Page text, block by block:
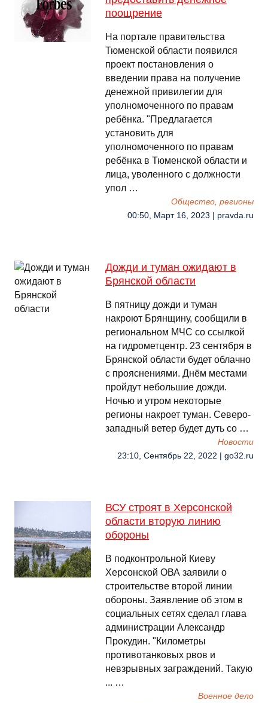
поощрение
На портале правительства
Тюменской области появился
проект постановления о
введении права на получение
денежной привилегии для
уполномоченного по правам
ребёнка. "Предлагается
установить для
уполномоченного по правам
ребёнка в Тюменской области и
лица, уволенного с должности
упол …
Общество, регионы
00:50, Март 16, 2023 | pravda.ru
Дожди и туман ожидают в
Брянской области
В пятницу дожди и туман
накроют Брянщину, сообщили в
региональном МЧС со ссылкой
на гидрометцентр. 23 сентября в
Брянской области будет облачно
с прояснениями. Днём местами
пройдут небольшие дожди.
Ночью и утром некоторые
регионы накроет туман. Северо-
западный ветер будет дуть со …
Новости
23:10, Сентябрь 22, 2022 | go32.ru
ВСУ строят в Херсонской
области вторую линию
обороны
В подконтрольной Киеву
Херсонской ОВА заявили о
строительстве второй линии
обороны. Заявление об этом в
социальных сетях сделал глава
администрации Александр
Прокудин. "Километры
противотанковых рвов и
невзрывных заграждений. Такую
... …
Военное дело